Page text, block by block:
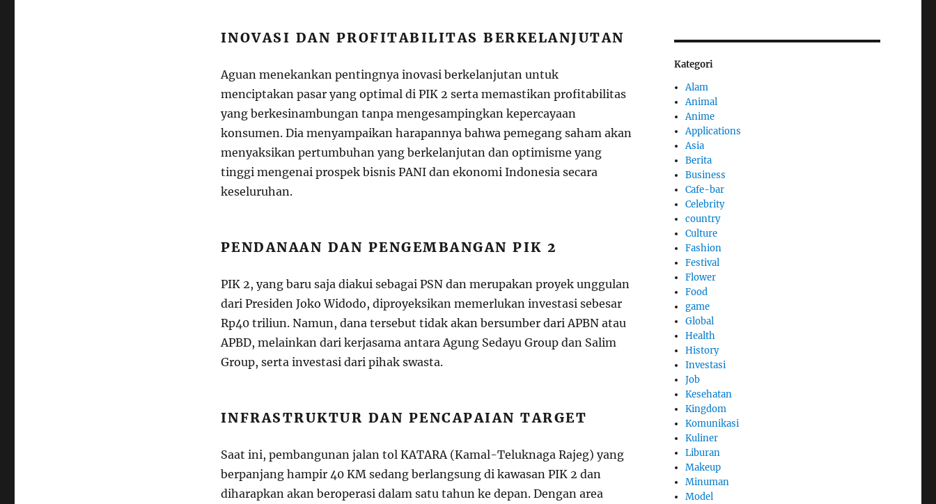
INOVASI DAN PROFITABILITAS BERKELANJUTAN
Aguan menekankan pentingnya inovasi berkelanjutan untuk
menciptakan pasar yang optimal di PIK 2 serta memastikan profitabilitas
yang berkesinambungan tanpa mengesampingkan kepercayaan
konsumen. Dia menyampaikan harapannya bahwa pemegang saham akan
menyaksikan pertumbuhan yang berkelanjutan dan optimisme yang
tinggi mengenai prospek bisnis PANI dan ekonomi Indonesia secara
keseluruhan.
PENDANAAN DAN PENGEMBANGAN PIK 2
PIK 2, yang baru saja diakui sebagai PSN dan merupakan proyek unggulan
dari Presiden Joko Widodo, diproyeksikan memerlukan investasi sebesar
Rp40 triliun. Namun, dana tersebut tidak akan bersumber dari APBN atau
APBD, melainkan dari kerjasama antara Agung Sedayu Group dan Salim
Group, serta investasi dari pihak swasta.
INFRASTRUKTUR DAN PENCAPAIAN TARGET
Saat ini, pembangunan jalan tol KATARA (Kamal-Teluknaga Rajeg) yang
berpanjang hampir 40 KM sedang berlangsung di kawasan PIK 2 dan
diharapkan akan beroperasi dalam satu tahun ke depan. Dengan area
Kategori
Alam
Animal
Anime
Applications
Asia
Berita
Business
Cafe-bar
Celebrity
country
Culture
Fashion
Festival
Flower
Food
game
Global
Health
History
Investasi
Job
Kesehatan
Kingdom
Komunikasi
Kuliner
Liburan
Makeup
Minuman
Model